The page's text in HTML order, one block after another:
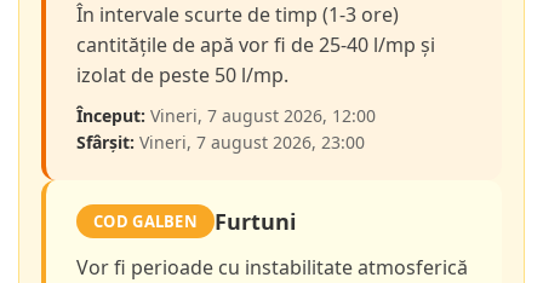
În intervale scurte de timp (1-3 ore)
cantitățile de apă vor fi de 25-40 l/mp și
izolat de peste 50 l/mp.
Început: Vineri, 7 august 2026, 12:00
Sfârșit: Vineri, 7 august 2026, 23:00
COD GALBEN Furtuni
Vor fi perioade cu instabilitate atmosferică